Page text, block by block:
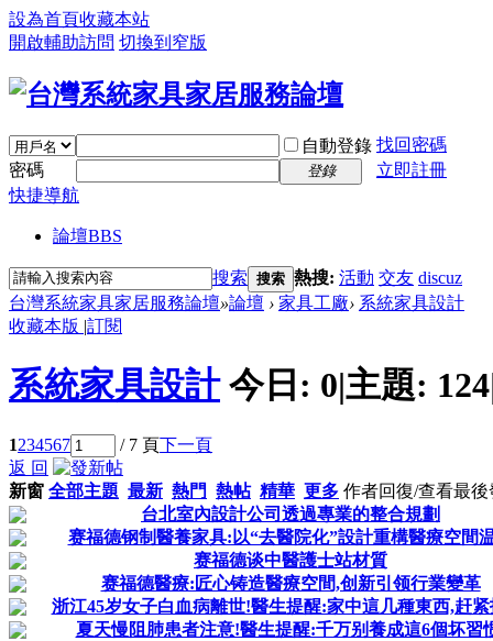
設為首頁收藏本站
開啟輔助訪問 切換到窄版
自動登錄 找回密碼
密碼
登錄
立即註冊
快捷導航
論壇BBS
搜索 搜索 熱搜: 活動 交友 discuz
台灣系統家具家居服務論壇»論壇 › 家具工廠› 系統家具設計
收藏本版 |訂閱
系統家具設計 今日: 0|主題: 124
1234567 / 7 頁下一頁
返 回
新窗 全部主題 最新 熱門 熱帖 精華 更多 作者回復/查看最後
台北室內設計公司透過專業的整合規劃
赛福德钢制醫養家具:以“去醫院化”設計重構醫療空間
赛福德谈中醫護士站材質
赛福德醫療:匠心铸造醫療空間,创新引领行業變革
浙江45岁女子白血病離世!醫生提醒:家中這几種東西,赶
夏天慢阻肺患者注意!醫生提醒:千万别養成這6個坏習